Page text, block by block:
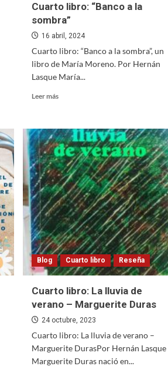
Cuarto libro: “Banco a la
sombra”
16 abril, 2024
Cuarto libro: “Banco a la sombra”, un
libro de María Moreno. Por Hernán
Lasque María...
Leer másRead
Cuarto
libro:
“Banco
a
la
sombra”
Blog Cuarto libro Reseña
Cuarto libro: La lluvia de
verano – Marguerite Duras
24 octubre, 2023
Cuarto libro: La lluvia de verano –
Marguerite DurasPor Hernán Lasque
Marguerite Duras nació en...